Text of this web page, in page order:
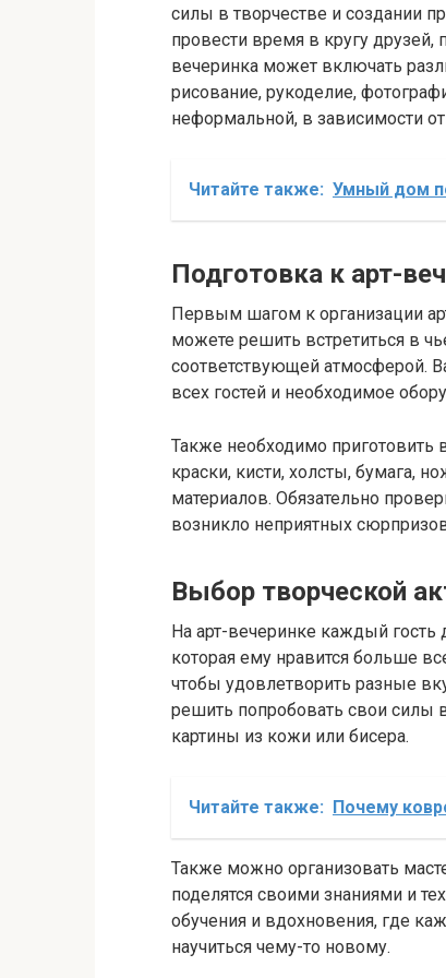
силы в творчестве и создании
провести время в кругу друзей,
вечеринка может включать
рисование, рукоделие,
неформальной, в зависимости
Читайте также: Умный дом
Подготовка к арт-
Первым шагом к организации
можете решить встретиться в
соответствующей атмосферой.
всех гостей и необходимое
Также необходимо приготовить
краски, кисти, холсты, бумага,
материалов. Обязательно
возникло неприятных
Выбор творческой
На арт-вечеринке каждый
которая ему нравится больше
чтобы удовлетворить разные
решить попробовать свои силы
картины из кожи или бисера.
Читайте также: Почему
Также можно организовать
поделятся своими знаниями и
обучения и вдохновения, где
научиться чему-то новому.